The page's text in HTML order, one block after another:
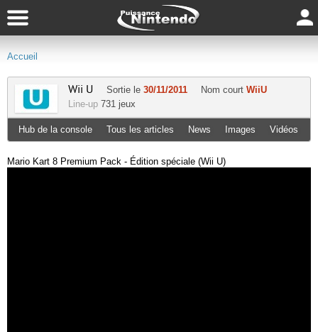
Accueil
Wii U Sortie le 30/11/2011 Nom court WiiU
Line-up 731 jeux
Hub de la console Tous les articles News Images Vidéos
Mario Kart 8 Premium Pack - Édition spéciale (Wii U)